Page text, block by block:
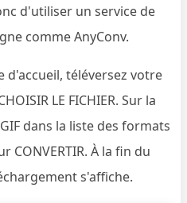
d'utiliser un service de
comme AnyConv.
d'accueil, téléversez votre
LE FICHIER. Sur la
dans la liste des formats
CONVERTIR. À la fin du
s'affiche.